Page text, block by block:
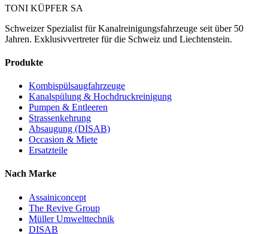
TONI KÜPFER SA
Schweizer Spezialist für Kanalreinigungsfahrzeuge seit über 50
Jahren. Exklusivvertreter für die Schweiz und Liechtenstein.
Produkte
Kombispülsaugfahrzeuge
Kanalspülung & Hochdruckreinigung
Pumpen & Entleeren
Strassenkehrung
Absaugung (DISAB)
Occasion & Miete
Ersatzteile
Nach Marke
Assainiconcept
The Revive Group
Müller Umwelttechnik
DISAB